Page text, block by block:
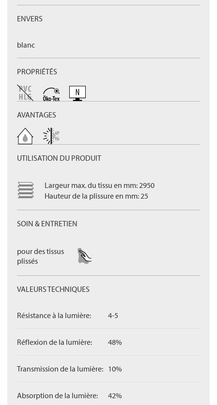
ENVERS
blanc
PROPRIÉTÉS
AVANTAGES
UTILISATION DU PRODUIT
Largeur max. du tissu en mm: 2950
Hauteur de la plissure en mm: 25
SOIN & ENTRETIEN
pour des tissus
plissés
VALEURS TECHNIQUES
Résistance à la lumière: 4-5
Réflexion de la lumière: 48%
Transmission de la lumière: 10%
Absorption de la lumière: 42%